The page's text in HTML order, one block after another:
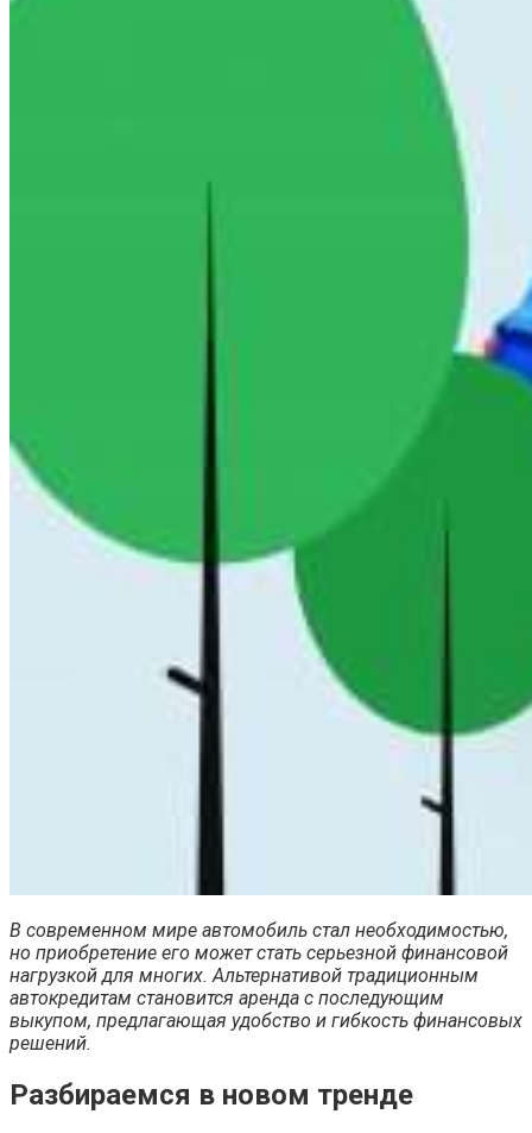
В современном мире автомобиль стал необходимостью,
но приобретение его может стать серьезной финансовой
нагрузкой для многих. Альтернативой традиционным
автокредитам становится аренда с последующим
выкупом, предлагающая удобство и гибкость финансовых
решений.
Разбираемся в новом тренде